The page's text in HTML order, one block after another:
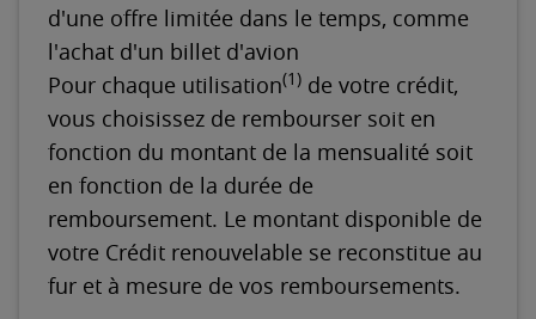
d'une offre limitée dans le temps, comme
l'achat d'un billet d'avion
Pour chaque utilisation(1) de votre crédit,
vous choisissez de rembourser soit en
fonction du montant de la mensualité soit
en fonction de la durée de
remboursement. Le montant disponible de
votre Crédit renouvelable se reconstitue au
fur et à mesure de vos remboursements.